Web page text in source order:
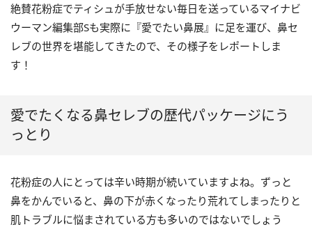
絶賛花粉症でティシュが手放せない毎日を送っているマイナビ
ウーマン編集部Sも実際に『愛でたい鼻展』に足を運び、鼻セ
レブの世界を堪能してきたので、その様子をレポートしま
す！
愛でたくなる鼻セレブの歴代パッケージにう
っとり
花粉症の人にとっては辛い時期が続いていますよね。ずっと
鼻をかんでいると、鼻の下が赤くなったり荒れてしまったりと
肌トラブルに悩まされている方も多いのではないでしょう